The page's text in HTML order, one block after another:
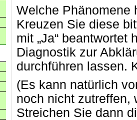
Welche Phänomene
Kreuzen Sie diese
mit „Ja“ beantwortet
Diagnostik zur
durchführen lassen.
(Es kann natürlich
noch nicht zutreffen,
Streichen Sie dann